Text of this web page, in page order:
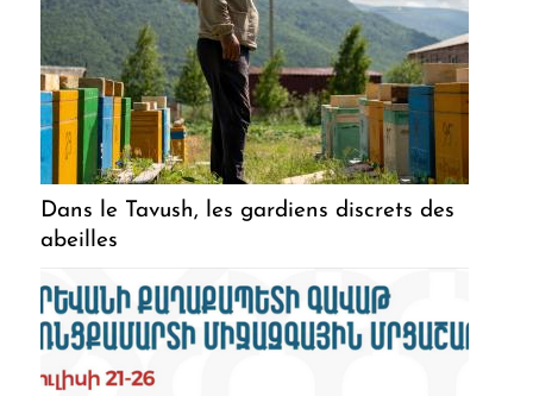
Dans le Tavush, les gardiens discrets des
abeilles